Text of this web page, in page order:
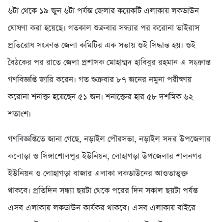
৬টা থেকে ১৯ জুন ৬টা পর্যন্ত জেলার কয়েকটি এলাকায় লকডাউন
ঘোষণা করা হয়েছে। গতকাল শুক্রবার সন্ধ্যার পর করোনা ভাইরাস
প্রতিরোধ সংক্রান্ত জেলা কমিটির এক সভায় ওই সিদ্ধান্ত হয়। ওই
বৈঠকের পর রাতে জেলা প্রশাসক মোহাম্মদ হাবিবুর রহমান এ সংক্রান্ত
গণবিজ্ঞপ্তি জারি করেন। গত শুক্রবার ৮৭ জনের নমুনা পরীক্ষায়
করোনা শনাক্ত হয়েছেন ৫১ জন। শনাক্তের হার ৫৮ দশমিক ৬২
শতাংশ।
গণবিজ্ঞপ্তিতে জানা গেছে, নড়াইল পৌরসভা, নড়াইল সদর উপজেলার
কলোড়া ও সিঙ্গাশোলপুর ইউনিয়ন, লোহাগড়া উপজেলার শালনগর
ইউনিয়ন ও লোহাগড়া বাজার এলাকা লকডাউনের আওতাভুক্ত
থাকবে। প্রতিদিন সন্ধ্যা ছয়টা থেকে পরের দিন সকাল ছয়টা পর্যন্ত
এসব এলাকায় লকডাউন কার্যকর থাকবে। এসব এলাকায় বাইরে